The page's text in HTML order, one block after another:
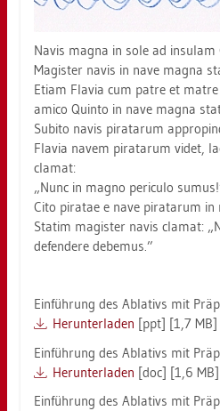
Navis magna in sole ad
Ma­gis­ter navis in nave magna
Etiam Fla­via cum patre et
amico Quin­to in nave magna
Su­bi­to navis pi­ra­tar­um
Fla­via navem pi­ra­tar­um videt,
cla­mat:
„Nunc in magno pe­ri­cu­lo
Cito pi­ra­tae e nave pi­ra­tar­um in
Sta­tim ma­gis­ter navis cla­mat:
de­fen­de­re de­be­mus.”
Ein­füh­rung des Ab­la­tivs mit
Her­un­ter­la­den [ppt] [1,7 MB]
Ein­füh­rung des Ab­la­tivs mit
Her­un­ter­la­den [doc] [1,6 MB]
Ein­füh­rung des Ab­la­tivs mit